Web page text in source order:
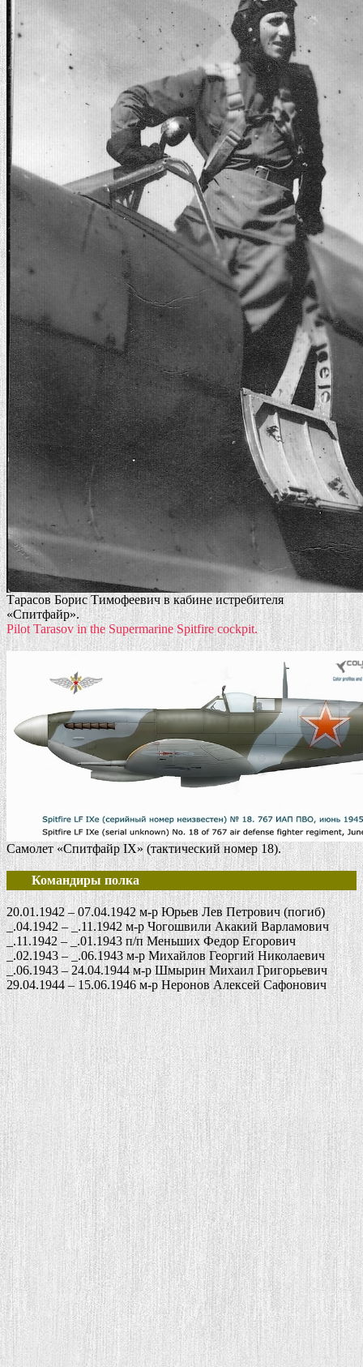
Тарасов Борис Тимофеевич в кабине истребителя
«Спитфайр».
Pilot Tarasov in the Supermarine Spitfire cockpit.
Самолет «Спитфайр IX» (тактический номер 18).
Командиры полка
20.01.1942 – 07.04.1942 м-р Юрьев Лев Петрович (погиб)
_.04.1942 – _.11.1942 м-р Чогошвили Акакий Варламович
_.11.1942 – _.01.1943 п/п Меньших Федор Егорович
_.02.1943 – _.06.1943 м-р Михайлов Георгий Николаевич
_.06.1943 – 24.04.1944 м-р Шмырин Михаил Григорьевич
29.04.1944 – 15.06.1946 м-р Неронов Алексей Сафонович